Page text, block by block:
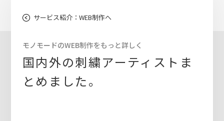
サービス紹介：WEB制作へ
モノモードのWEB制作をもっと詳しく
国内外の刺繍アーティストま
とめました。